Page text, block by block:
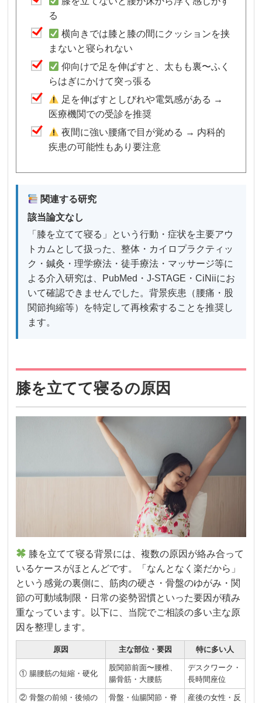
る
横向きでは膝と膝の間にクッションを挟
まないと寝られない
仰向けで足を伸ばすと、太もも裏〜ふく
らはぎにかけて突っ張る
足を伸ばすとしびれや電気感がある →
医療機関での受診を推奨
夜間に強い腰痛で目が覚める → 内科的
疾患の可能性もあり要注意
関連する研究
該当論文なし
「膝を立てて寝る」という行動・症状を主要アウ
トカムとして扱った、整体・カイロプラクティッ
ク・鍼灸・理学療法・徒手療法・マッサージ等に
よる介入研究は、PubMed・J-STAGE・CiNiiにお
いて確認できませんでした。背景疾患（腰痛・股
関節拘縮等）を特定して再検索することを推奨し
ます。
膝を立てて寝るの原因
膝を立てて寝る背景には、複数の原因が絡み合って
いるケースがほとんどです。「なんとなく楽だから」
という感覚の裏側に、筋肉の硬さ・骨盤のゆがみ・関
節の可動域制限・日常の姿勢習慣といった要因が積み
重なっています。以下に、当院でご相談の多い主な原
因を整理します。
原因 主な部位・要因 特に多い人
① 腸腰筋の短縮・硬化
股関節前面〜腰椎、
腸骨筋・大腰筋
デスクワーク・
長時間座位
② 骨盤の前傾・後傾の
骨盤・仙腸関節・脊
産後の女性・反